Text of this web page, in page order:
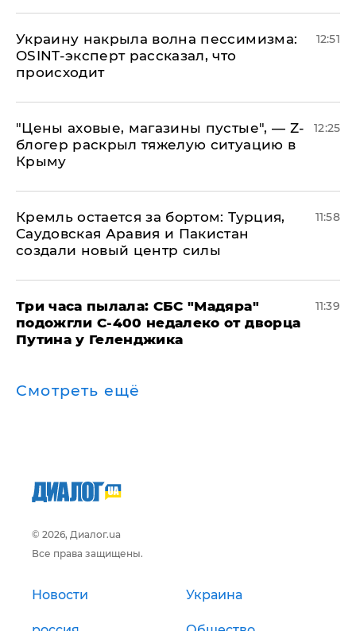
​Украину накрыла волна пессимизма:
OSINT-эксперт рассказал, что
происходит
12:51
​"Цены аховые, магазины пустые", — Z-
блогер раскрыл тяжелую ситуацию в
Крыму
12:25
​Кремль остается за бортом: Турция,
Саудовская Аравия и Пакистан
создали новый центр силы
11:58
Три часа пылала: СБС "Мадяра"
подожгли С-400 недалеко от дворца
Путина у Геленджика
11:39
Смотреть ещё
© 2026, Диалог.ua
Все права защищены.
Новости Украина